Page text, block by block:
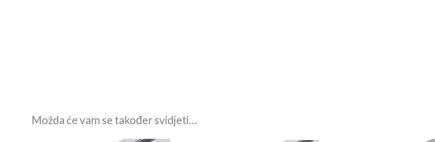
Možda će vam se također svidjeti…